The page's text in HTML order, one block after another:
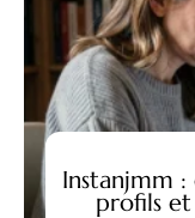
Instanjmm
profils